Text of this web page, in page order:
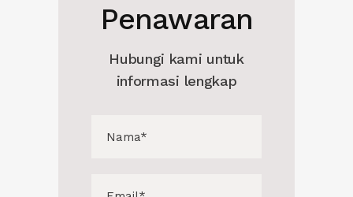
Penawaran
Hubungi kami untuk
informasi lengkap